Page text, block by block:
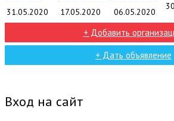
31.05.2020 17.05.2020 06.05.2020
+ Добавить
+ Дать объявление
Вход на сайт